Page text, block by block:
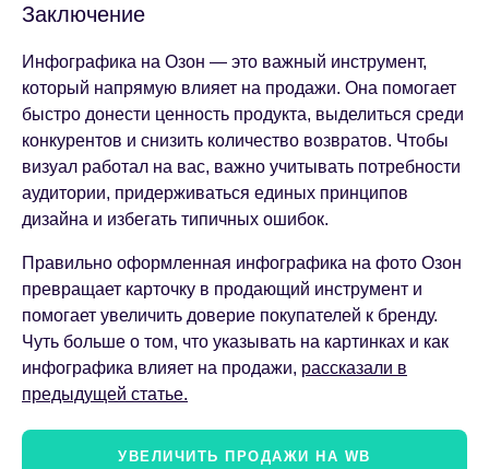
Заключение
Инфографика на Озон — это важный инструмент,
который напрямую влияет на продажи. Она помогает
быстро донести ценность продукта, выделиться среди
конкурентов и снизить количество возвратов. Чтобы
визуал работал на вас, важно учитывать потребности
аудитории, придерживаться единых принципов
дизайна и избегать типичных ошибок.
Правильно оформленная инфографика на фото Озон
превращает карточку в продающий инструмент и
помогает увеличить доверие покупателей к бренду.
Чуть больше о том, что указывать на картинках и как
инфографика влияет на продажи, рассказали в
предыдущей статье.
УВЕЛИЧИТЬ ПРОДАЖИ НА WB